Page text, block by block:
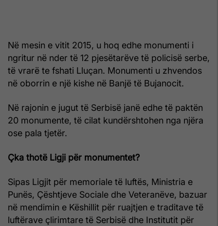
Në mesin e vitit 2015, u hoq edhe monumenti i
ngritur në nder të 12 pjesëtarëve të policisë serbe,
të vrarë te fshati Lluçan. Monumenti u zhvendos
në oborrin e një kishe në Banjë të Bujanocit.
Në rajonin e jugut të Serbisë janë edhe të paktën
20 monumente, të cilat kundërshtohen nga njëra
ose pala tjetër.
Çka thotë Ligji për monumentet?
Sipas Ligjit për memoriale të luftës, Ministria e
Punës, Çështjeve Sociale dhe Veteranëve, bazuar
në mendimin e Këshillit për ruajtjen e traditave të
luftërave çlirimtare të Serbisë dhe Institutit për